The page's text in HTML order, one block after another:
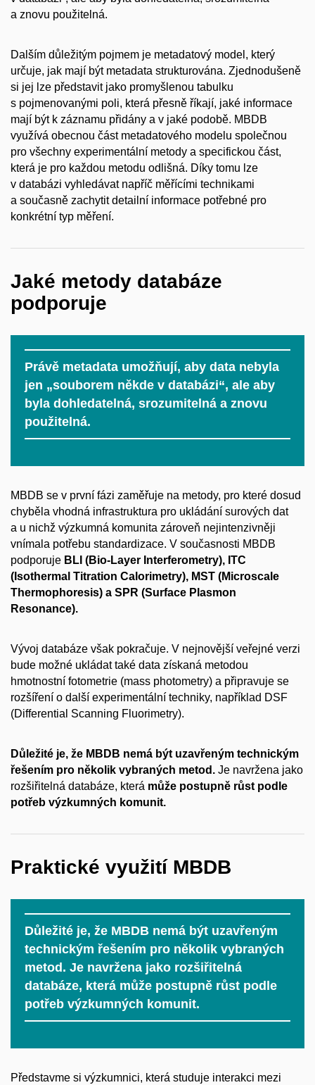
a znovu použitelná.
Dalším důležitým pojmem je metadatový model, který
určuje, jak mají být metadata strukturována. Zjednodušeně
si jej lze představit jako promyšlenou tabulku
s pojmenovanými poli, která přesně říkají, jaké informace
mají být k záznamu přidány a v jaké podobě. MBDB
využívá obecnou část metadatového modelu společnou
pro všechny experimentální metody a specifickou část,
která je pro každou metodu odlišná. Díky tomu lze
v databázi vyhledávat napříč měřícími technikami
a současně zachytit detailní informace potřebné pro
konkrétní typ měření.
Jaké metody databáze
podporuje
Právě metadata umožňují, aby data nebyla
jen „souborem někde v databázi“, ale aby
byla dohledatelná, srozumitelná a znovu
použitelná.
MBDB se v první fázi zaměřuje na metody, pro které dosud
chyběla vhodná infrastruktura pro ukládání surových dat
a u nichž výzkumná komunita zároveň nejintenzivněji
vnímala potřebu standardizace. V současnosti MBDB
podporuje BLI (Bio-Layer Interferometry), ITC
(Isothermal Titration Calorimetry), MST (Microscale
Thermophoresis) a SPR (Surface Plasmon
Resonance).
Vývoj databáze však pokračuje. V nejnovější veřejné verzi
bude možné ukládat také data získaná metodou
hmotnostní fotometrie (mass photometry) a připravuje se
rozšíření o další experimentální techniky, například DSF
(Differential Scanning Fluorimetry).
Důležité je, že MBDB nemá být uzavřeným technickým
řešením pro několik vybraných metod. Je navržena jako
rozšiřitelná databáze, která může postupně růst podle
potřeb výzkumných komunit.
Praktické využití MBDB
Důležité je, že MBDB nemá být uzavřeným
technickým řešením pro několik vybraných
metod. Je navržena jako rozšiřitelná
databáze, která může postupně růst podle
potřeb výzkumných komunit.
Představme si výzkumnici, která studuje interakci mezi